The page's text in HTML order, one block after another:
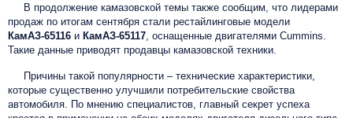
В продолжение камазовской темы также сообщим, что лидерами
продаж по итогам сентября стали рестайлинговые модели
КамАЗ-65116 и КамАЗ-65117 , оснащенные двигателями Cummins.
Такие данные приводят продавцы камазовской техники.
Причины такой популярности – технические характеристики,
которые существенно улучшили потребительские свойства
автомобиля. По мнению специалистов, главный секрет успеха